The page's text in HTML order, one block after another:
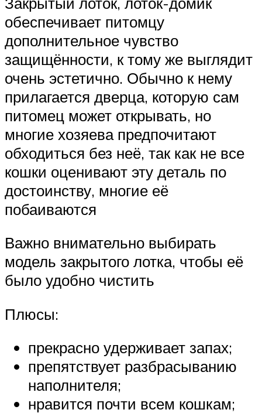
обеспечивает питомцу
дополнительное чувство
защищённости, к тому же выглядит
очень эстетично. Обычно к нему
прилагается дверца, которую сам
питомец может открывать, но
многие хозяева предпочитают
обходиться без неё, так как не все
кошки оценивают эту деталь по
достоинству, многие её
побаиваются
Важно внимательно выбирать
модель закрытого лотка, чтобы её
было удобно чистить
Плюсы:
прекрасно удерживает запах;
препятствует разбрасыванию
наполнителя;
нравится почти всем кошкам;